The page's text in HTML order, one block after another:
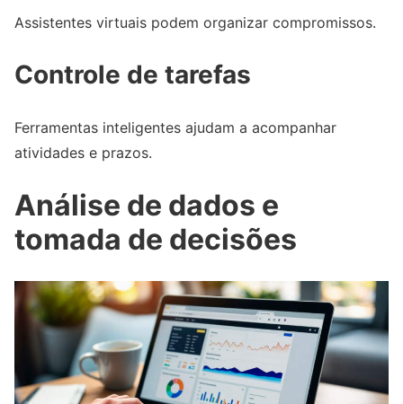
Assistentes virtuais podem organizar compromissos.
Controle de tarefas
Ferramentas inteligentes ajudam a acompanhar
atividades e prazos.
Análise de dados e
tomada de decisões